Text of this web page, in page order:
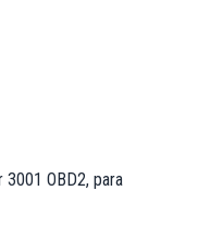
3001 OBD2, para